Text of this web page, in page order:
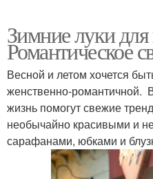
Зимние луки
Романтическое
Весной и летом хочется
женственно-романтичной.
жизнь помогут свежие
необычайно красивыми и
сарафанами, юбками и